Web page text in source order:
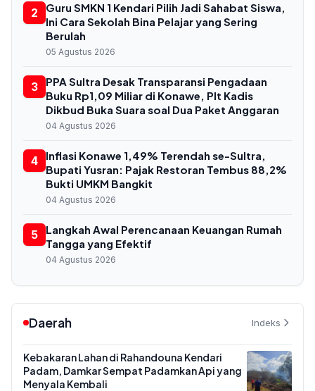
2
Guru SMKN 1 Kendari Pilih Jadi Sahabat Siswa,
Ini Cara Sekolah Bina Pelajar yang Sering
Berulah
05 Agustus 2026
3
PPA Sultra Desak Transparansi Pengadaan
Buku Rp1,09 Miliar di Konawe, Plt Kadis
Dikbud Buka Suara soal Dua Paket Anggaran
04 Agustus 2026
4
Inflasi Konawe 1,49% Terendah se-Sultra,
Bupati Yusran: Pajak Restoran Tembus 88,2%
Bukti UMKM Bangkit
04 Agustus 2026
5
Langkah Awal Perencanaan Keuangan Rumah
Tangga yang Efektif
04 Agustus 2026
Daerah Indeks
Kebakaran Lahan di Rahandouna Kendari
Padam, Damkar Sempat Padamkan Api yang
Menyala Kembali